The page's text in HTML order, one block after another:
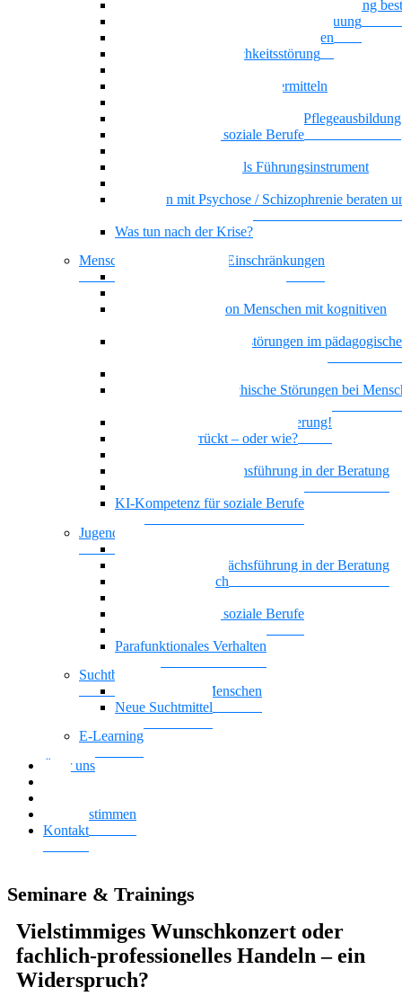
Wenn psychische Belastungen die Ausbildung
Klare Grenzen in der Pflege und Betreuung
Basiswissen psychische Erkrankungen
Narzisstische Persönlichkeitsstörung
Auszubildenden Sicherheit vermitteln
Selbstorganisiertes Lernen in der Pflegeausbildung
KI-Kompetenz für soziale Berufe
Dienstplangestaltung als Führungsinstrument
Menschen mit Psychose / Schizophrenie beraten
Was tun nach der Krise?
Menschen mit kognitiven Einschränkungen
Alltagsbegleitung von Menschen mit kognitiven
Bindung und Bindungsstörungen im
Doppeldiagnose: psychische Störungen bei
Borderline und Geistige Behinderung!
Ist das jetzt verrückt – oder wie?
Motivierende Gesprächsführung in der Beratung
KI-Kompetenz für soziale Berufe
Jugendhilfe
Motivierende Gesprächsführung in der Beratung
Nationalität Mensch
KI-Kompetenz für soziale Berufe
Parafunktionales Verhalten
Suchtberatung
Suchterkrankte Menschen
Neue Suchtmittel
E-Learning
Über uns
Kundenstimmen
Kontakt
Seminare & Trainings
Vielstimmiges Wunschkonzert oder
fachlich-professionelles Handeln – ein
Widerspruch?